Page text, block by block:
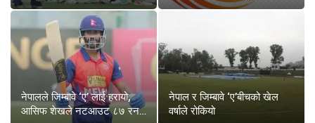
नेपालले जिम्बावे ‘ए’ लाई हरायो,
आसिफ शेखले नटआउट ८७ रन…
नेपाल र जिम्बावे ‘ए’बीचको खेल
वर्षाले रोकियो